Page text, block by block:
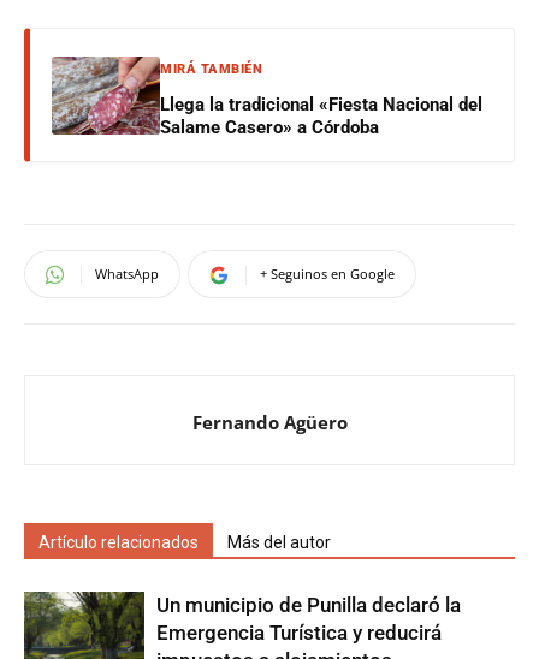
MIRÁ TAMBIÉN
Llega la tradicional «Fiesta Nacional del
Salame Casero» a Córdoba
WhatsApp + Seguinos en Google
Fernando Agüero
Artículo relacionados Más del autor
Un municipio de Punilla declaró la
Emergencia Turística y reducirá